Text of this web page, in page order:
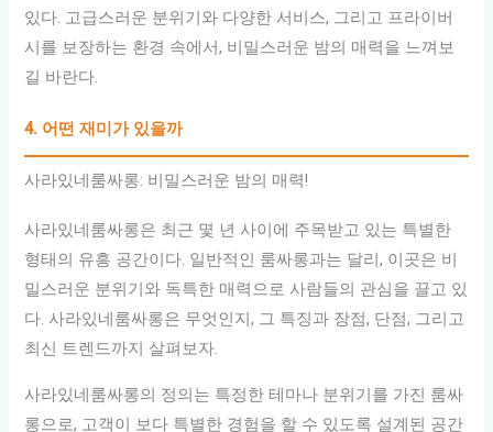
있다. 고급스러운 분위기와 다양한 서비스, 그리고 프라이버
시를 보장하는 환경 속에서, 비밀스러운 밤의 매력을 느껴보
길 바란다.
4. 어떤 재미가 있을까
사라있네룸싸롱: 비밀스러운 밤의 매력!
사라있네룸싸롱은 최근 몇 년 사이에 주목받고 있는 특별한
형태의 유흥 공간이다. 일반적인 룸싸롱과는 달리, 이곳은 비
밀스러운 분위기와 독특한 매력으로 사람들의 관심을 끌고 있
다. 사라있네룸싸롱은 무엇인지, 그 특징과 장점, 단점, 그리고
최신 트렌드까지 살펴보자.
사라있네룸싸롱의 정의는 특정한 테마나 분위기를 가진 룸싸
롱으로, 고객이 보다 특별한 경험을 할 수 있도록 설계된 공간